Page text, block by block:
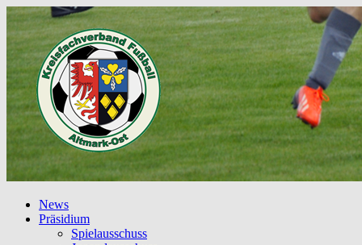
News
Präsidium
Spielausschuss